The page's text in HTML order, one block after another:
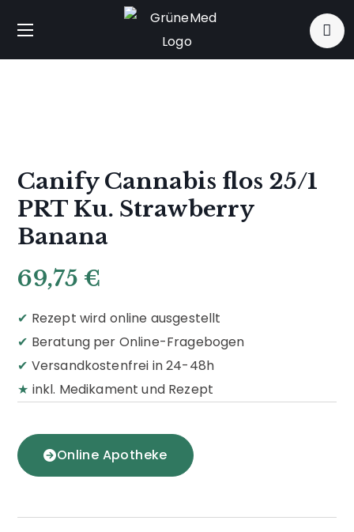
Canify Cannabis flos 25/1
PRT Ku. Strawberry
Banana
69,75 €
✔ Rezept wird online ausgestellt
✔ Beratung per Online-Fragebogen
✔ Versandkostenfrei in 24-48h
★ inkl. Medikament und Rezept
Online Apotheke